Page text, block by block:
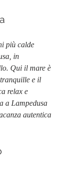
più calde
in
Qui il mare è
e il
relax e
a Lampedusa
autentica